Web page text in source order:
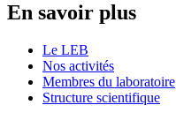
En savoir plus
Le LEB
Nos activités
Membres du laboratoire
Structure scientifique